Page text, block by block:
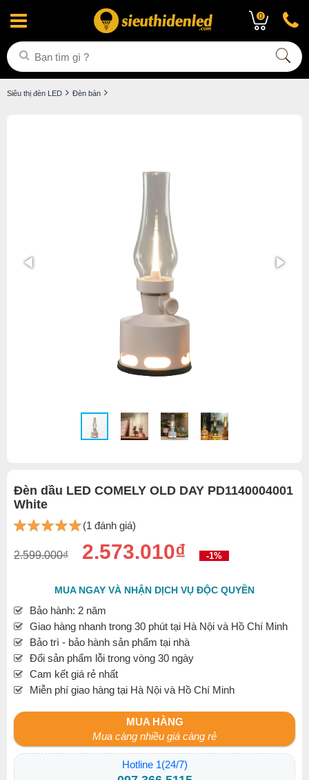
0
Siêu thị đèn LED Đèn bàn
Đèn dầu LED COMELY OLD DAY PD1140004001
White
(1 đánh giá)
2.599.000₫ 2.573.010₫ -1%
MUA NGAY VÀ NHẬN DỊCH VỤ ĐỘC QUYỀN
Bảo hành: 2 năm
Giao hàng nhanh trong 30 phút tại Hà Nội và Hồ Chí Minh
Bảo trì - bảo hành sản phẩm tại nhà
Đổi sản phẩm lỗi trong vòng 30 ngày
Cam kết giá rẻ nhất
Miễn phí giao hàng tại Hà Nội và Hồ Chí Minh
MUA HÀNG
Mua càng nhiều giá càng rẻ
Hotline 1(24/7)